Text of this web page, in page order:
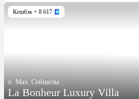
Кешбэк + 8 617
о. Маэ, Сейшелы
La Bonheur Luxury Villa